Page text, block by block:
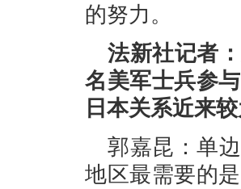
的努力。
法新社记者
名美军士兵参
日本关系近来
郭嘉昆：单
地区最需要的